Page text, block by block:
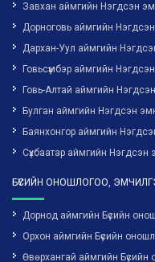
Завхан аймгийн Нэгдсэн
Дорноговь аймгийн
Дархан-Уул аймгийн
Говьсүмбэр аймгийн
Говь-Алтай аймгийн
Булган аймгийн Нэгдсэн
Баянхонгор аймгийн
Сүхбаатар аймгийн Нэгдсэн
БҮСИЙН ОНОШЛОГОО,
Дорнод аймгийн Бүсийн
Орхон аймгийн Бүсийн
Өвөрхангай аймгийн